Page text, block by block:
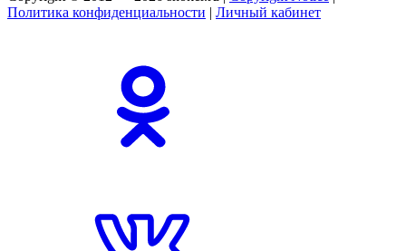
Политика конфиденциальности | Личный кабинет